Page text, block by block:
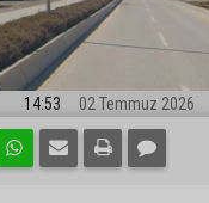
14:53 02 Temmuz 2026